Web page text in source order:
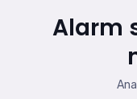
Alarm